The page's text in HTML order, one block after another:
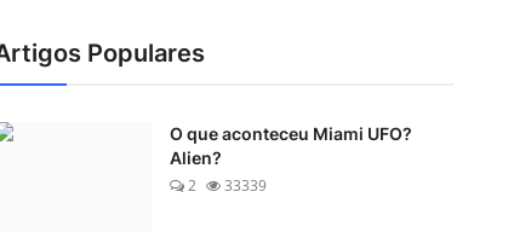
Populares
O que aconteceu Miami UFO?
Alien?
2
33339